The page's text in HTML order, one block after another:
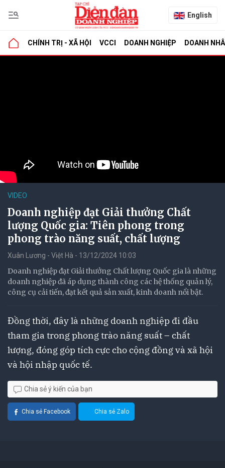
English
CHÍNH TRỊ - XÃ HỘI VCCI DOANH NGHIỆP DOANH
VIDEO
Doanh nghiệp đạt Giải thưởng Chất
lượng Quốc gia: Tiên phong trong
phong trào năng suất, chất lượng
Xuân Lương - Việt Hà - 13/12/2024 10:03
Doanh nghiệp đạt Giải thưởng Chất lượng Quốc gia là những
doanh nghiệp đã áp dụng thành công các hệ thống quản lý,
công cụ cải tiến, đạt kết quả sản xuất, kinh doanh nổi bật.
Đồng thời, đây là những doanh nghiệp đi đầu
tham gia trong phong trào năng suất – chất
lượng, đóng góp tích cực cho cộng đồng và xã hội
và hội nhập quốc tế.
Chia sẻ ý kiến của bạn
Chia sẻ Facebook Chia sẻ Zalo